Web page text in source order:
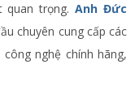
quan trọng.Anh Đức
chuyên cung cấp các
nghệ chính hãng,